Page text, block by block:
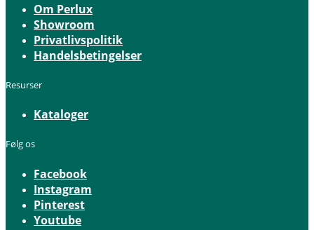
Om Perlux
Showroom
Privatlivspolitik
Handelsbetingelser
Resurser
Kataloger
Følg os
Facebook
Instagram
Pinterest
Youtube